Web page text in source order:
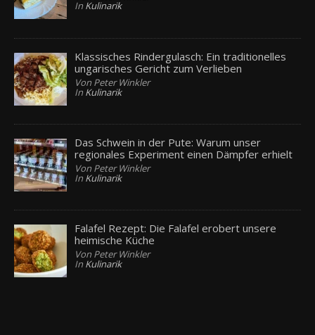
In Kulinarik
Klassisches Rindergulasch: Ein traditionelles
ungarisches Gericht zum Verlieben
Von Peter Winkler
In Kulinarik
Das Schwein in der Pute: Warum unser
regionales Experiment einen Dämpfer erhielt
Von Peter Winkler
In Kulinarik
Falafel Rezept: Die Falafel erobert unsere
heimische Küche
Von Peter Winkler
In Kulinarik